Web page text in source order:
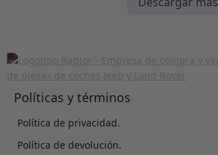
Políticas y términos
Política de privacidad.
Política de devolución.